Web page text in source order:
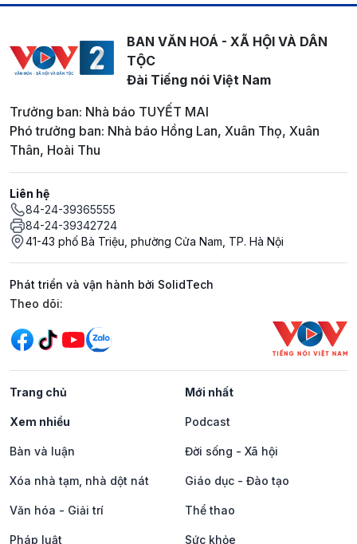
BAN VĂN HOÁ - XÃ HỘI VÀ DÂN
TỘC
Đài Tiếng nói Việt Nam
Trưởng ban: Nhà báo TUYẾT MAI
Phó trưởng ban: Nhà báo Hồng Lan, Xuân Thọ, Xuân
Thân, Hoài Thu
Liên hệ
84-24-39365555
84-24-39342724
41-43 phố Bà Triệu, phường Cửa Nam, TP. Hà Nội
Phát triển và vận hành bởi SolidTech
Mạng xã hội
Theo dõi:
Trang chủ Mới nhất
Xem nhiều Podcast
Bàn và luận Đời sống - Xã hội
Xóa nhà tạm, nhà dột nát Giáo dục - Đào tạo
Văn hóa - Giải trí Thể thao
Pháp luật Sức khỏe